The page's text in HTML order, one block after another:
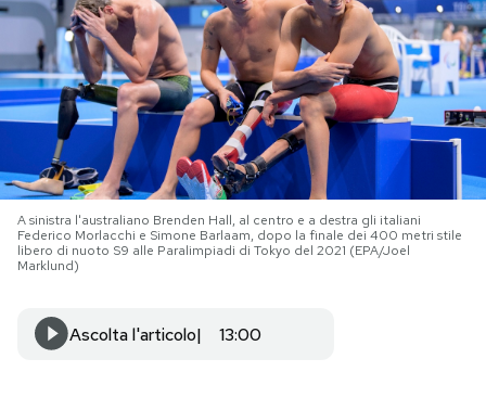
PODCAST
NEWSLETTER
I MIEI PREFERITI
SHOP
CALENDARIO
A sinistra l'australiano Brenden Hall, al centro e a destra gli italiani
Federico Morlacchi e Simone Barlaam, dopo la finale dei 400 metri stile
libero di nuoto S9 alle Paralimpiadi di Tokyo del 2021 (EPA/Joel
Marklund)
Ascolta l'articolo 13:00